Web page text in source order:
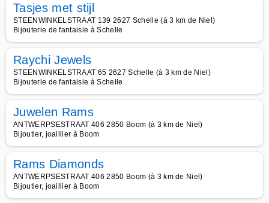
Tasjes met stijl
STEENWINKELSTRAAT 139 2627 Schelle (à 3 km de Niel)
Bijouterie de fantaisie à Schelle
Raychi Jewels
STEENWINKELSTRAAT 65 2627 Schelle (à 3 km de Niel)
Bijouterie de fantaisie à Schelle
Juwelen Rams
ANTWERPSESTRAAT 406 2850 Boom (à 3 km de Niel)
Bijoutier, joaillier à Boom
Rams Diamonds
ANTWERPSESTRAAT 406 2850 Boom (à 3 km de Niel)
Bijoutier, joaillier à Boom